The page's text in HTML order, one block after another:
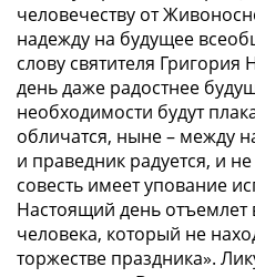
человечеству от
надежду на будущее
слову святителя Григория
день даже радостнее
необходимости будут
обличатся, ныне – между
и праведник радуется, и
совесть имеет упование
Настоящий день отъемлет
человека, который не
торжестве праздника».